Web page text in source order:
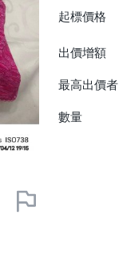
起標價格
出價增額
最高出價者
數量